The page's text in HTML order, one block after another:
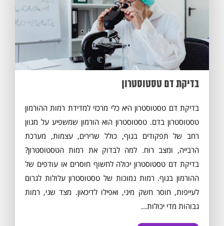
בדיקת דם טסטוסטרון
בדיקת דם טסטוסטרון היא כלי מרכזי למדידת רמות ההורמון
טסטוסטרון בדם. טסטוסטרון הוא הורמון שמשפיע על מגוון
רחב של תפקודים בגוף, כולל שרירים, עצמות, מערכת
הרבייה, ומצב רוח. למה לבדוק את רמות הטסטוסטרון?
בדיקת דם טסטוסטרון יכולה לחשוף חוסרים או עודפים של
ההורמון בגוף. רמות נמוכות של טסטוסטרון עלולות לגרום
לעייפות, חוסר חשק מיני, ואפילו לדיכאון. מצד שני, רמות
גבוהות מדי יכולות...